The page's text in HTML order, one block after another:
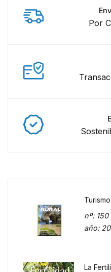
Por
nº: 150
año:
La